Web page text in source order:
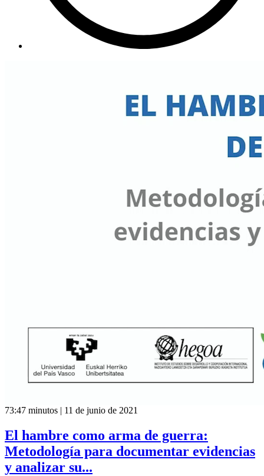
73:47 minutos | 11 de junio de 2021
El hambre como arma de guerra:
Metodología para documentar evidencias
y analizar su...